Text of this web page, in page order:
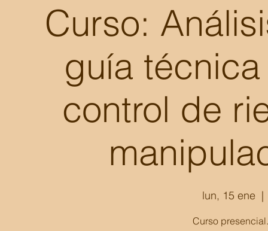
Curso:
guía
control de
lun, 15 ene
Curso